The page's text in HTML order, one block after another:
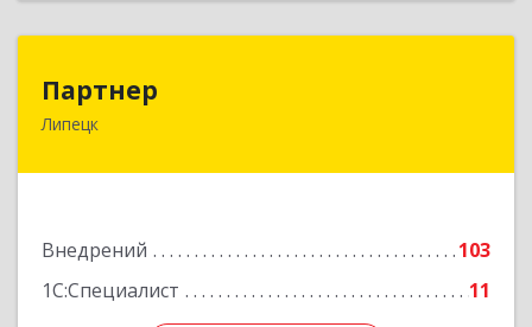
Партнер
Липецк
Внедрений
103
1С:Специалист
11
398002, Липецкая обл, г. Липецк, Тельмана ул,